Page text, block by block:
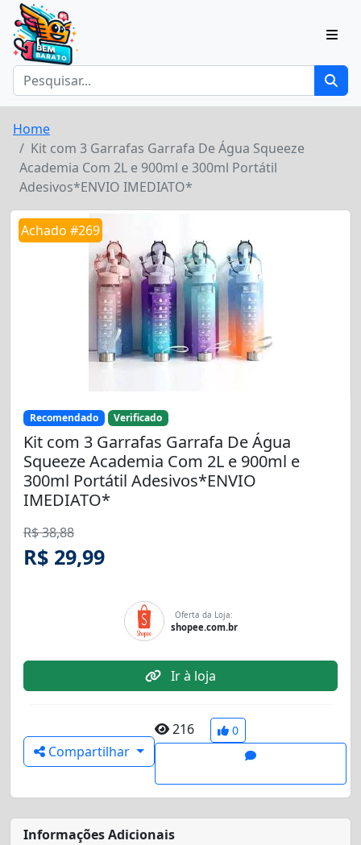
Home
Kit com 3 Garrafas Garrafa De Água Squeeze
Academia Com 2L e 900ml e 300ml Portátil
Adesivos*ENVIO IMEDIATO*
Achado #269
Recomendado Verificado
Kit com 3 Garrafas Garrafa De Água
Squeeze Academia Com 2L e 900ml e
300ml Portátil Adesivos*ENVIO
IMEDIATO*
R$ 38,88
R$ 29,99
Oferta da Loja:
shopee.com.br
Ir à loja
Compartilhar
216 0
Informações Adicionais